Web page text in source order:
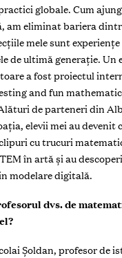
globale. Cum
am eliminat bariera
mele sunt
de ultimă generație. Un
a fost proiectul
and fun
de parteneri din
elevii mei au devenit
cu trucuri
în artă și au
modelare digitală.
dvs. de
Șoldan, profesor de